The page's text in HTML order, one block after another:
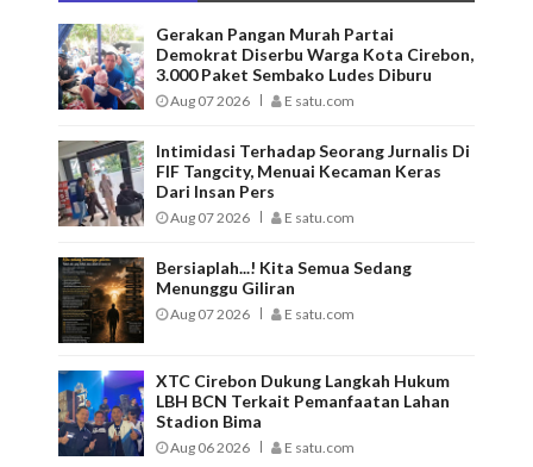
Gerakan Pangan Murah Partai
Demokrat Diserbu Warga Kota Cirebon,
3.000 Paket Sembako Ludes Diburu
Aug 07 2026 E satu.com
Intimidasi Terhadap Seorang Jurnalis Di
FIF Tangcity, Menuai Kecaman Keras
Dari Insan Pers
Aug 07 2026 E satu.com
Bersiaplah...! Kita Semua Sedang
Menunggu Giliran
Aug 07 2026 E satu.com
XTC Cirebon Dukung Langkah Hukum
LBH BCN Terkait Pemanfaatan Lahan
Stadion Bima
Aug 06 2026 E satu.com